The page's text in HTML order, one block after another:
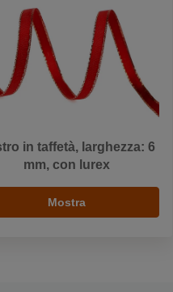
in taffetà, larghezza: 6
mm, con lurex
Mostra